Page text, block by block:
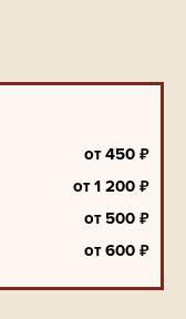
от 450 ₽
от 1 200 ₽
от 500 ₽
от 600 ₽